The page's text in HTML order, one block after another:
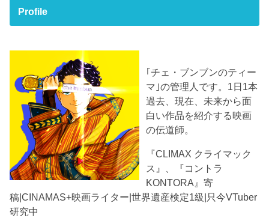
Profile
｢チェ・ブンブンのティー
マ｣の管理人です。1日1本
過去、現在、未来から面
白い作品を紹介する映画
の伝道師。
『CLIMAX クライマック
ス』、『コントラ
KONTORA』寄
稿|CINAMAS+映画ライター|世界遺産検定1級|只今VTuber
研究中